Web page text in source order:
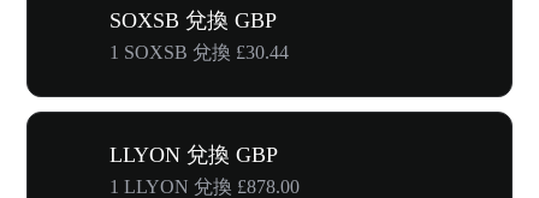
SOXSB 兌換 GBP
1 SOXSB 兌換 £30.44
LLYON 兌換 GBP
1 LLYON 兌換 £878.00